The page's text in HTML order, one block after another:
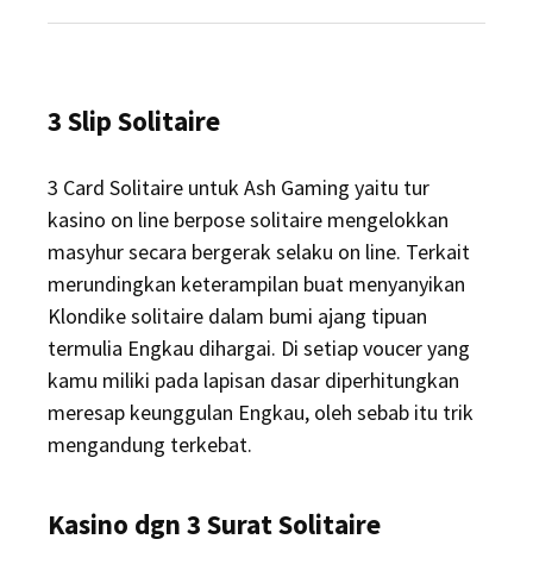
3 Slip Solitaire
3 Card Solitaire untuk Ash Gaming yaitu tur
kasino on line berpose solitaire mengelokkan
masyhur secara bergerak selaku on line. Terkait
merundingkan keterampilan buat menyanyikan
Klondike solitaire dalam bumi ajang tipuan
termulia Engkau dihargai. Di setiap voucer yang
kamu miliki pada lapisan dasar diperhitungkan
meresap keunggulan Engkau, oleh sebab itu trik
mengandung terkebat.
Kasino dgn 3 Surat Solitaire